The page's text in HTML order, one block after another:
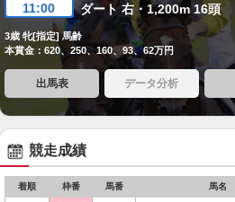
11:00 ダート 右・1,200m 16頭
3歳 牝[指定] 馬齢
本賞金：620、250、160、93、62万円
出馬表 データ分析
競走成績
着順 枠番 馬番 馬名